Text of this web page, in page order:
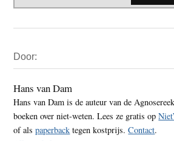
Sidebar
Door:
Hans van Dam
Hans van Dam is de auteur van de
boeken over niet-weten. Lees ze gratis op
of alspaperback tegen kostprijs.Contact.